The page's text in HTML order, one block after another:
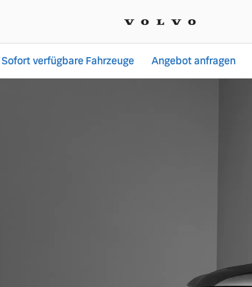
Sofort verfügbare Fahrzeuge Angebot anfragen